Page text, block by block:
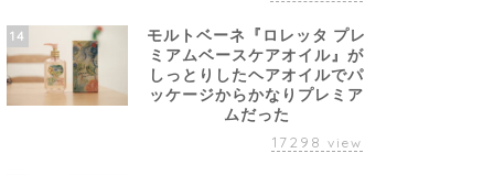
14
モルトベーネ『ロレッタ プレ
ミアムベースケアオイル』が
しっとりしたヘアオイルでパ
ッケージからかなりプレミア
ムだった
17298 view